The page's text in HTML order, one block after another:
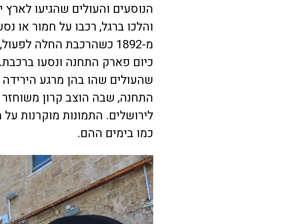
והלכו ברגל, רכבו על חמור או
מ-1892 כשהרכבת החלה
כיום פארק התחנה ונסעו
שהעולים שהו בהן מרגע
התחנה, שבה הוצב קרון
לירושלים. התמונות מוקרנות
כמו בימים ההם.